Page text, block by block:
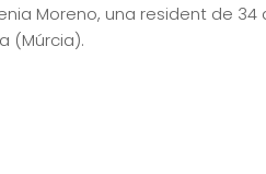
Moreno, una resident de
(Múrcia).